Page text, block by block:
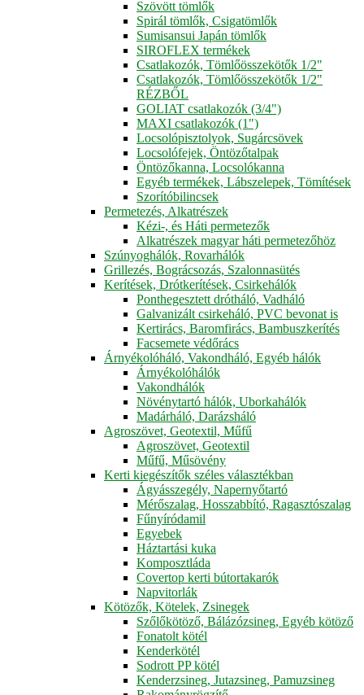
Szövött tömlők
Spirál tömlők, Csigatömlők
Sumisansui Japán tömlők
SIROFLEX termékek
Csatlakozók, Tömlőösszekötők 1/2"
Csatlakozók, Tömlőösszekötők 1/2"
RÉZBŐL
GOLIAT csatlakozók (3/4")
MAXI csatlakozók (1")
Locsolópisztolyok, Sugárcsövek
Locsolófejek, Öntözőtalpak
Öntözőkanna, Locsolókanna
Egyéb termékek, Lábszelepek, Tömítések
Szorítóbilincsek
Permetezés, Alkatrészek
Kézi-, és Háti permetezők
Alkatrészek magyar háti permetezőhöz
Szúnyoghálók, Rovarhálók
Grillezés, Bográcsozás, Szalonnasütés
Kerítések, Drótkerítések, Csirkehálók
Ponthegesztett drótháló, Vadháló
Galvanizált csirkeháló, PVC bevonat is
Kertirács, Baromfirács, Bambuszkerítés
Facsemete védőrács
Árnyékolóháló, Vakondháló, Egyéb hálók
Árnyékolóhálók
Vakondhálók
Növénytartó hálók, Uborkahálók
Madárháló, Darázsháló
Agroszövet, Geotextil, Műfű
Agroszövet, Geotextil
Műfű, Műsövény
Kerti kiegészítők széles választékban
Ágyásszegély, Napernyőtartó
Mérőszalag, Hosszabbító, Ragasztószalag
Fűnyíródamil
Egyebek
Háztartási kuka
Komposztláda
Covertop kerti bútortakarók
Napvitorlák
Kötözők, Kötelek, Zsinegek
Szőlőkötöző, Bálázózsineg, Egyéb kötöző
Fonatolt kötél
Kenderkötél
Sodrott PP kötél
Kenderzsineg, Jutazsineg, Pamuzsineg